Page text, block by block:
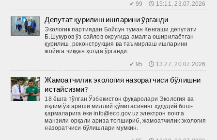
✔ 99 🕔 15:11, 23.07.2026
Депутат қурилиш ишларини ўрганди
Экологик партиядан Бойсун туман Кенгаши депутати
Б.Шукуров ўз сайлов округида амалга оширилаётган
қурилиш, реконструкция ва таъмирлаш ишларини
жойига чиққан ҳолда ўрганди.
✔ 95 🕔 13:27, 20.07.2026
Жамоатчилик экология назоратчиси бўлишни
истайсизми?
18 ёшга тўлган Ўзбекистон фуқаролари Экология ва
иқлим ўзгариши миллий қўмитасининг ҳудудий бош­
қармаларига ёки info@eco.gov.uz электрон почта
манзили орқали ариза топшириб, жамоатчилик экология
назоратчиси бўлишлари мумкин.